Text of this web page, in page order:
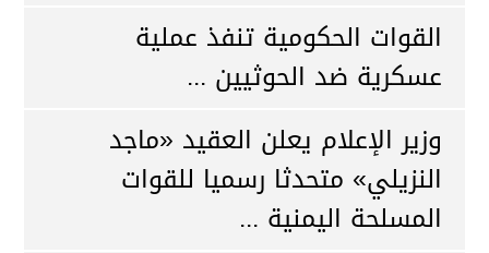
القوات الحكومية تنفذ عملية
عسكرية ضد الحوثيين ...
وزير الإعلام يعلن العقيد «ماجد
النزيلي» متحدثا رسميا للقوات
المسلحة اليمنية ...